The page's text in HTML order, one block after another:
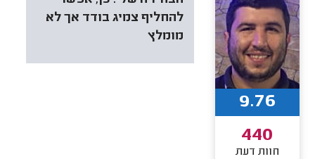
להחליף צמיג בודד אך לא
מומלץ
9.76
440
חוות דעת